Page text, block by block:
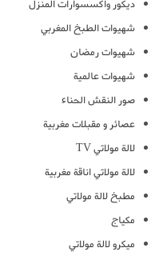
ديكور واكسسوارات المنزل
شهيوات الطبخ المغربي
شهيوات رمضان
شهيوات عالمية
صور النقش الحناء
عصائر و مقبلات مغربية
لالة مولاتي TV
لالة مولاتي اناقة مغربية
مطبخ لالة مولاتي
مكياج
ميكرو لالة مولاتي